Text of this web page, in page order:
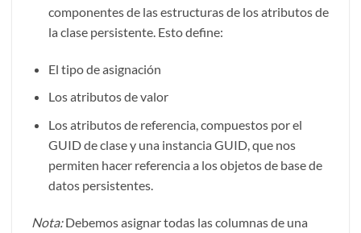
componentes de las estructuras de los atributos de
la clase persistente. Esto define:
El tipo de asignación
Los atributos de valor
Los atributos de referencia, compuestos por el
GUID de clase y una instancia GUID, que nos
permiten hacer referencia a los objetos de base de
datos persistentes.
Nota:Debemos asignar todas las columnas de una